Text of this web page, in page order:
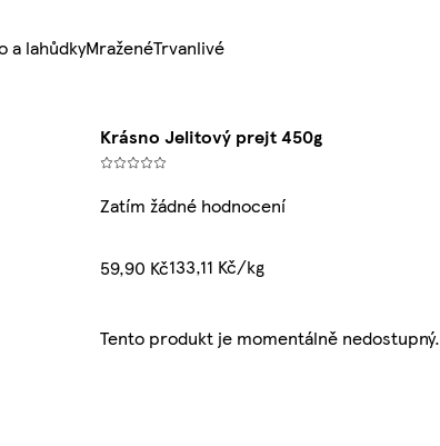
a lahůdkyMraženéTrvanlivé
Krásno Jelitový prejt 450g
Zatím žádné hodnocení
59,90 Kč133,11 Kč/kg
Tento produkt je momentálně nedostupný.